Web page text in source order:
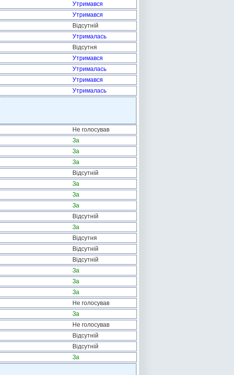
Утримався
Утримався
Відсутній
Утрималась
Відсутня
Утримався
Утрималась
Утримався
Утрималась
Не голосував
За
За
За
Відсутній
За
За
За
Відсутній
За
Відсутня
Відсутній
Відсутній
За
За
За
Не голосував
За
Не голосував
Відсутній
Відсутній
За